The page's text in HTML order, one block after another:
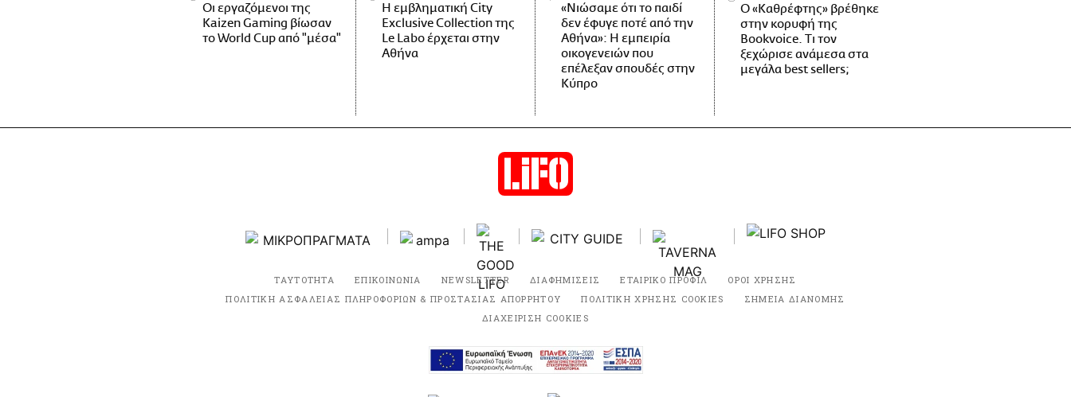
Οι εργαζόμενοι της
Kaizen Gaming βίωσαν
το World Cup από "μέσα"
Η εμβληματική City
Exclusive Collection της
Le Labo έρχεται στην
Αθήνα
«Νιώσαμε ότι το παιδί
δεν έφυγε ποτέ από την
Αθήνα»: Η εμπειρία
οικογενειών που
επέλεξαν σπουδές στην
Κύπρο
Ο «Καθρέφτης» βρέθηκε
στην κορυφή της
Bookvoice. Τι τον
ξεχώρισε ανάμεσα στα
μεγάλα best sellers;
ΤΑΥΤΟΤΗΤΑ ΕΠΙΚΟΙΝΩΝΙΑ NEWSLETTER ΔΙΑΦΗΜΙΣΕΙΣ ΕΤΑΙΡΙΚΟ ΠΡΟΦΙΛ
ΟΡΟΙ ΧΡΗΣΗΣ
ΠΟΛΙΤΙΚΗ ΑΣΦΑΛΕΙΑΣ ΠΛΗΡΟΦΟΡΙΩΝ & ΠΡΟΣΤΑΣΙΑΣ ΑΠΟΡΡΗΤΟΥ
ΠΟΛΙΤΙΚΗ ΧΡΗΣΗΣ COOKIES
ΣΗΜΕΙΑ ΔΙΑΝΟΜΗΣ
ΔΙΑΧΕΙΡΙΣΗ COOKIES